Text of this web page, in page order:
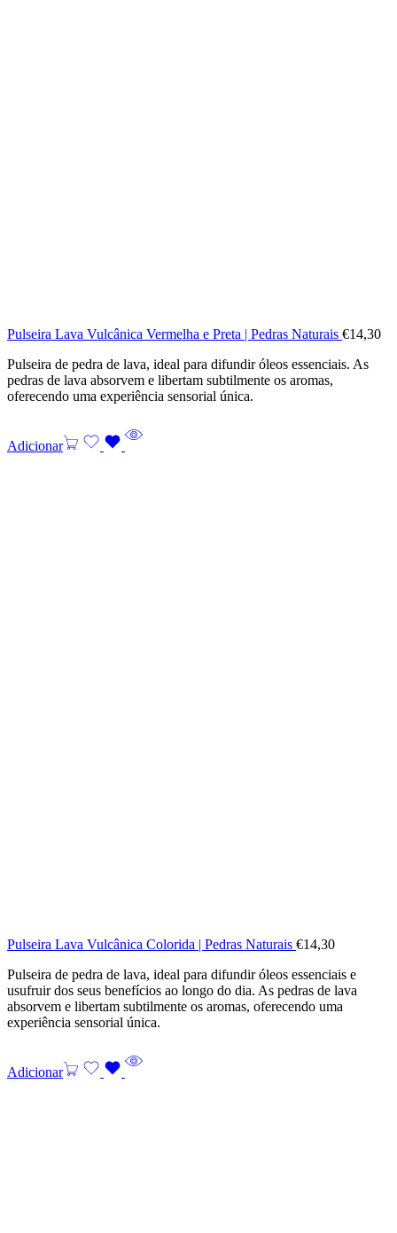
Pulseira Lava Vulcânica Vermelha e Preta | Pedras Naturais €14,30
Pulseira de pedra de lava, ideal para difundir óleos essenciais. As
pedras de lava absorvem e libertam subtilmente os aromas,
oferecendo uma experiência sensorial única.
Adicionar
Pulseira Lava Vulcânica Colorida | Pedras Naturais €14,30
Pulseira de pedra de lava, ideal para difundir óleos essenciais e
usufruir dos seus benefícios ao longo do dia. As pedras de lava
absorvem e libertam subtilmente os aromas, oferecendo uma
experiência sensorial única.
Adicionar